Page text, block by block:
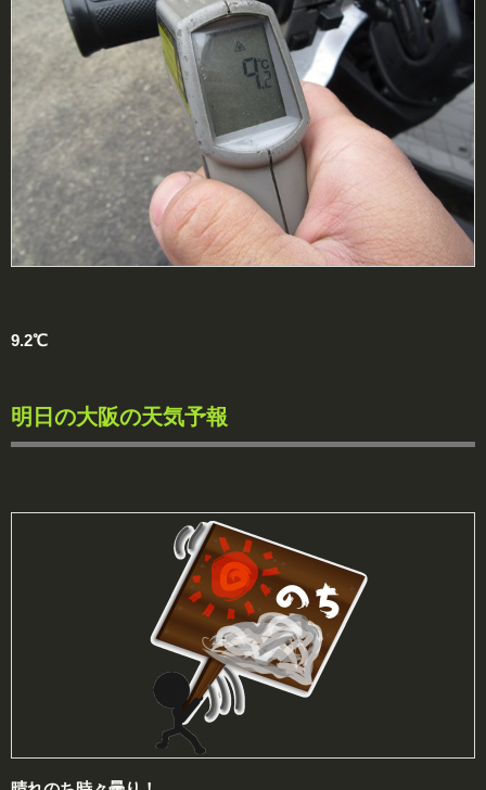
9.2℃
明日の大阪の天気予報